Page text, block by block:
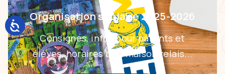
Organisation scolaire 2025-2026
Consignes, infos pour parents et
élèves, horaires bus, maison relais...